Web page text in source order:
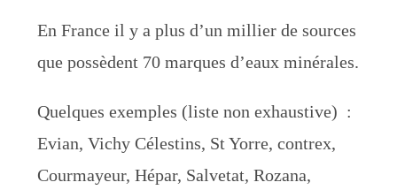
En France il y a plus d’un millier de sources
que possèdent 70 marques d’eaux minérales.
Quelques exemples (liste non exhaustive) :
Evian, Vichy Célestins, St Yorre, contrex,
Courmayeur, Hépar, Salvetat, Rozana,